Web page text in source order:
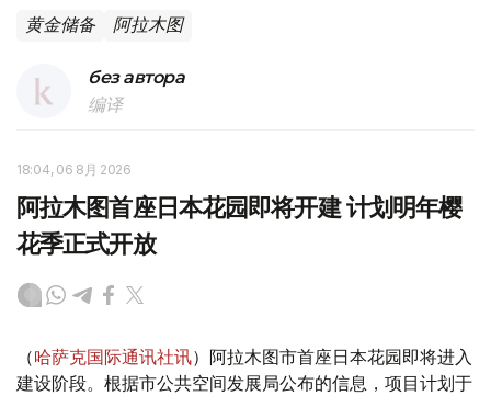
黄金储备 阿拉木图
без автора
编译
18:04, 06 8月 2026
阿拉木图首座日本花园即将开建 计划明年樱
花季正式开放
（哈萨克国际通讯社讯）阿拉木图市首座日本花园即将进入
建设阶段。根据市公共空间发展局公布的信息，项目计划于